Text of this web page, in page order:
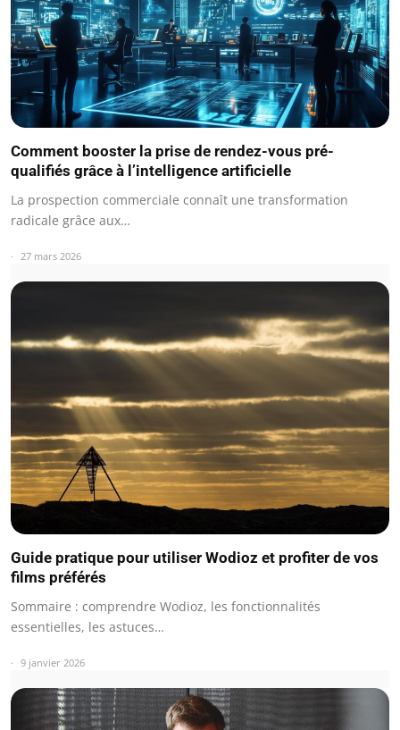
Comment booster la prise de rendez-vous pré-
qualifiés grâce à l’intelligence artificielle
La prospection commerciale connaît une transformation
radicale grâce aux…
27 mars 2026
Guide pratique pour utiliser Wodioz et profiter de vos
films préférés
Sommaire : comprendre Wodioz, les fonctionnalités
essentielles, les astuces…
9 janvier 2026